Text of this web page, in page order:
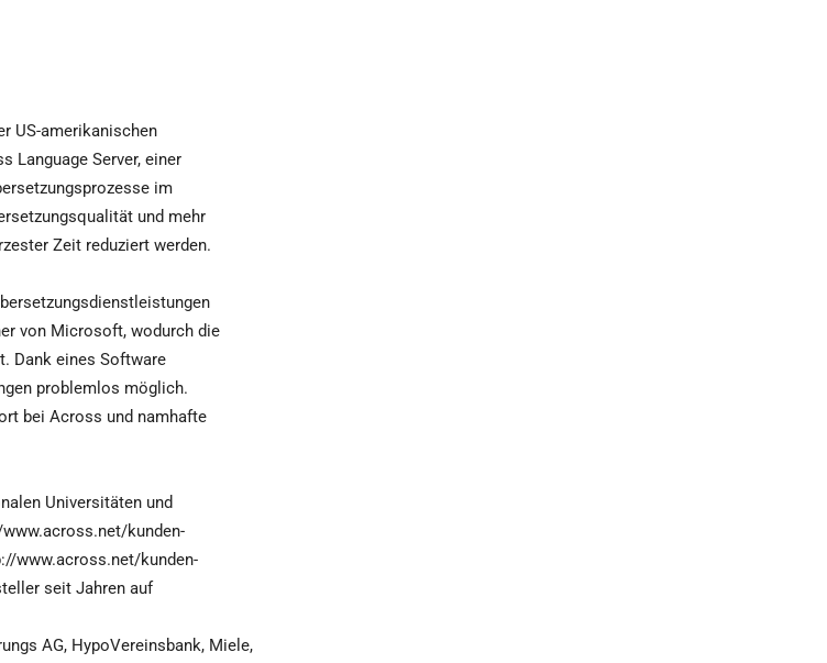
US-amerikanischen
Language Server, einer
im
und mehr
Zeit reduziert werden.
von Microsoft, wodurch die
Dank eines Software
problemlos möglich.
bei Across und namhafte
Universitäten und
kunden-
www.across.net/kunden-
seit Jahren auf
AG, HypoVereinsbank, Miele,